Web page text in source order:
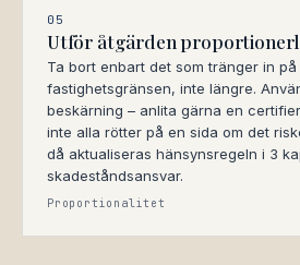
05
Utför åtgärden
Ta bort enbart det som tränger in på
fastighetsgränsen, inte längre.
beskärning – anlita gärna en
inte alla rötter på en sida om det
då aktualiseras hänsynsregeln i 3
skadeståndsansvar.
Proportionalitet